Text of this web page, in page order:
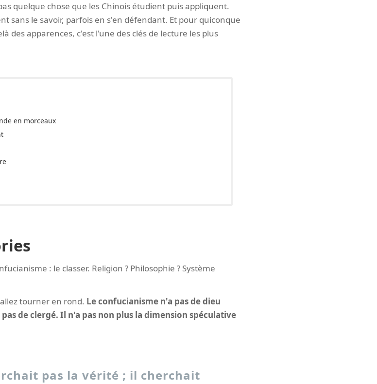
quelque chose que les Chinois étudient puis appliquent.
sans le savoir, parfois en s'en défendant. Et pour quiconque
des apparences, c'est l'une des clés de lecture les plus
en morceaux
: le classer. Religion ? Philosophie ? Système
allez tourner en rond. Le confucianisme n'a pas de dieu
de clergé. Il n'a pas non plus la dimension spéculative
pas la vérité ; il cherchait